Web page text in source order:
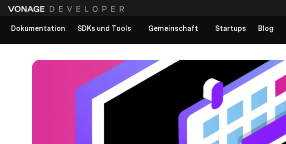
Dokumentation
SDKs und Tools Gemeinschaft Startups Blog